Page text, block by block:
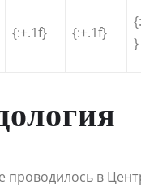
{:+.1f} {:+.1f}
}
проводилось в